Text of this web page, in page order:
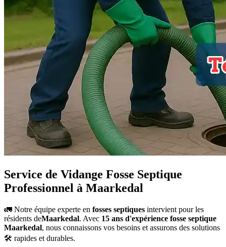
Service de Vidange Fosse Septique
Professionnel à Maarkedal
🚛 Notre équipe experte en fosses septiques intervient pour les
résidents deMaarkedal. Avec 15 ans d'expérience fosse septique
Maarkedal, nous connaissons vos besoins et assurons des solutions
🛠️ rapides et durables.